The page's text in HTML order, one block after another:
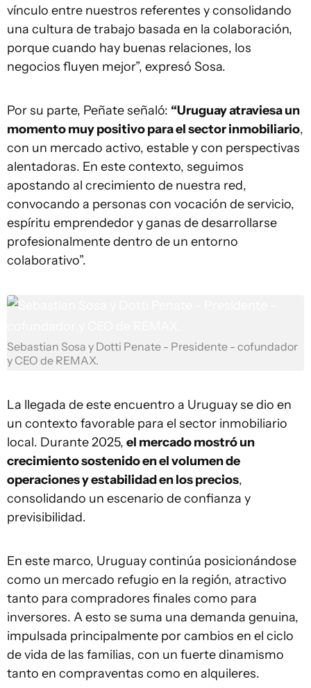
vínculo entre nuestros referentes y consolidando
una cultura de trabajo basada en la colaboración,
porque cuando hay buenas relaciones, los
negocios fluyen mejor”, expresó Sosa.
Por su parte, Peñate señaló: “Uruguay atraviesa un
momento muy positivo para el sector inmobiliario,
con un mercado activo, estable y con perspectivas
alentadoras. En este contexto, seguimos
apostando al crecimiento de nuestra red,
convocando a personas con vocación de servicio,
espíritu emprendedor y ganas de desarrollarse
profesionalmente dentro de un entorno
colaborativo”.
Sebastian Sosa y Dotti Penate - Presidente - cofundador
y CEO de REMAX.
La llegada de este encuentro a Uruguay se dio en
un contexto favorable para el sector inmobiliario
local. Durante 2025, el mercado mostró un
crecimiento sostenido en el volumen de
operaciones y estabilidad en los precios,
consolidando un escenario de confianza y
previsibilidad.
En este marco, Uruguay continúa posicionándose
como un mercado refugio en la región, atractivo
tanto para compradores finales como para
inversores. A esto se suma una demanda genuina,
impulsada principalmente por cambios en el ciclo
de vida de las familias, con un fuerte dinamismo
tanto en compraventas como en alquileres.